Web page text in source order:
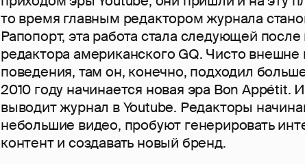
то время главным редактором журнала
Рапопорт, эта работа стала следующей после
редактора американского GQ. Чисто
поведения, там он, конечно, подходил
2010 году начинается новая эра Bon Appétit.
выводит журнал в Youtube. Редакторы
небольшие видео, пробуют генерировать
контент и создавать новый бренд.